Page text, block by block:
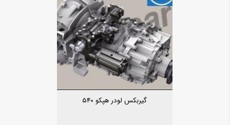
گیربکس لودر هپکو 540